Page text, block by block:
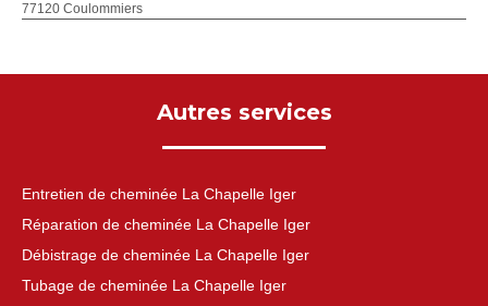
77120 Coulommiers
Autres services
Entretien de cheminée La Chapelle Iger
Réparation de cheminée La Chapelle Iger
Débistrage de cheminée La Chapelle Iger
Tubage de cheminée La Chapelle Iger